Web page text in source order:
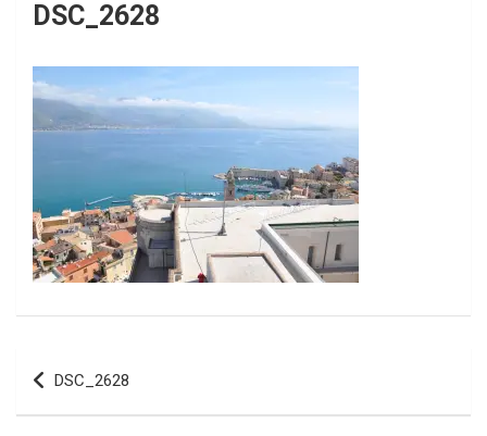
DSC_2628
Navigazione
articoli
DSC_2628